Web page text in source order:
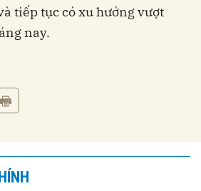
tiếp tục có xu hướng vượt
nay.